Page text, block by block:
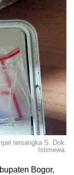
tersangka S. Dok.
Istimewa.
Bogor,